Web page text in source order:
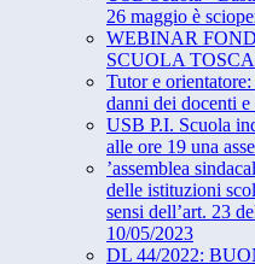
26 maggio è
WEBINAR
SCUOLA
Tutor e
danni dei docenti e
USB P.I. Scuola
alle ore 19 una
’assemblea
delle istituzioni
sensi dell’art. 23
10/05/2023
DL 44/2022: